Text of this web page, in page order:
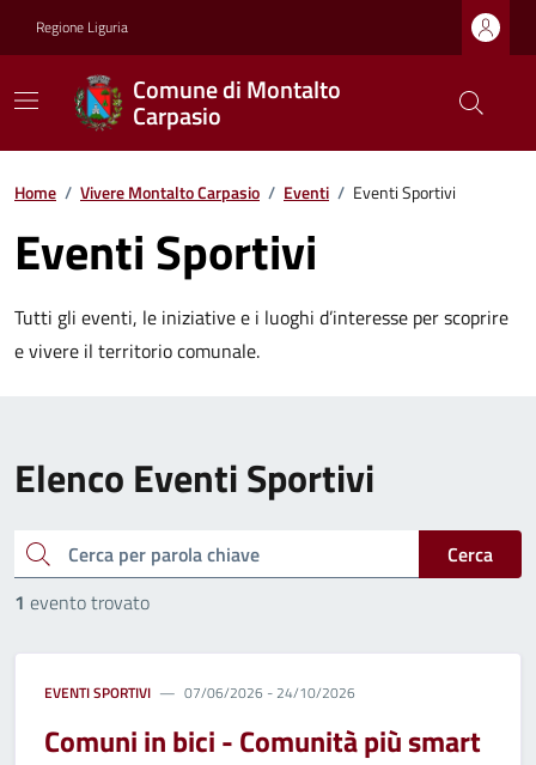
Regione Liguria
Comune di Montalto
Carpasio
Home / Vivere Montalto Carpasio / Eventi / Eventi Sportivi
Eventi Sportivi
Tutti gli eventi, le iniziative e i luoghi d’interesse per scoprire
e vivere il territorio comunale.
Elenco Eventi Sportivi
cerca
Cerca
1 evento trovato
EVENTI SPORTIVI 07/06/2026 - 24/10/2026
Comuni in bici - Comunità più smart